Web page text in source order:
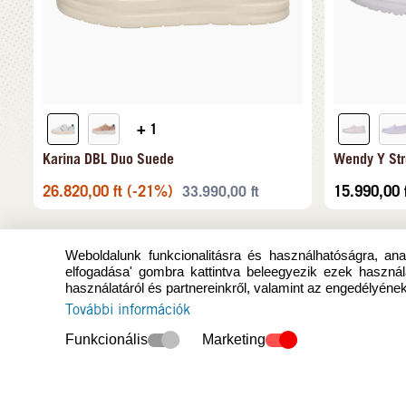
+ 1
Karina DBL Duo Suede
26.820,00 ft (-21%) 33.990,00 ft
Wendy Y
15.990,00
Weboldalunk funkcionalitásra és használhatóságra,
elfogadása' gombra kattintva beleegyezik ezek
használatáról és partnereinkről, valamint az
További információk
Funkcionális Marketing